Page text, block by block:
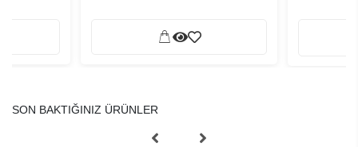
SON BAKTIĞINIZ ÜRÜNLER